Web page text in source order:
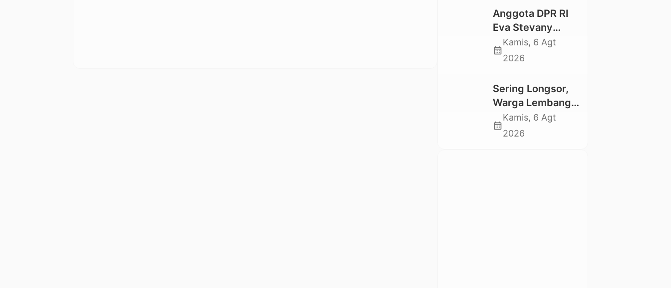
tidak Larut dalam
Trauma dan
Kesedihan
Berkepanjangan
Anggota DPR RI
Eva Stevany
Rataba Salurkan
Bantuan Bagi
Longsor di Buntu
Pepasan
calendar_month
Kamis, 6 Agt
2026
Sering Longsor,
Warga Lembang
Gasing Swadaya
Bangun Plat
calendar_month
Kamis, 6 Agt
2026